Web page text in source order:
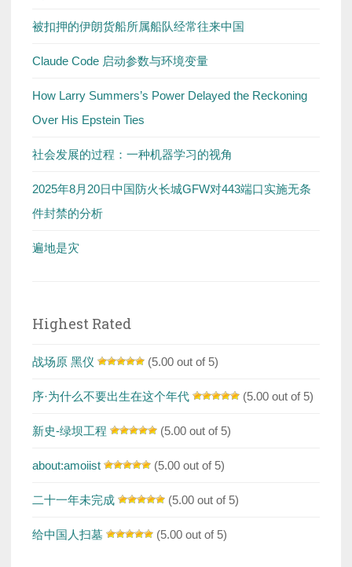
被扣押的伊朗货船所属船队经常往来中国
Claude Code 启动参数与环境变量
How Larry Summers’s Power Delayed the Reckoning
Over His Epstein Ties
社会发展的过程：一种机器学习的视角
2025年8月20日中国防火长城GFW对443端口实施无条
件封禁的分析
遍地是灾
Highest Rated
战场原 黑仪 (5.00 out of 5)
序·为什么不要出生在这个年代 (5.00 out of 5)
新史-绿坝工程 (5.00 out of 5)
about:amoiist (5.00 out of 5)
二十一年未完成 (5.00 out of 5)
给中国人扫墓 (5.00 out of 5)